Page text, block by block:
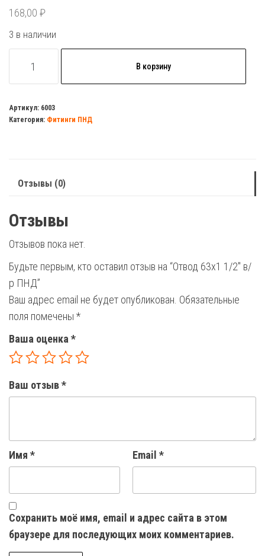
168,00 ₽
3 в наличии
товара
63х1
1/2"
В корзину
Артикул: 6003
Категория: Фитинги ПНД
Отзывы (0)
Отзывы
Отзывов пока нет.
Будьте первым, кто оставил отзыв на “Отвод 63х1 1/2″ в/
р ПНД”
Ваш адрес email не будет опубликован. Обязательные
поля помечены *
Ваша оценка *
Ваш отзыв*
Имя * Email *
Сохранить моё имя, email и адрес сайта в этом
браузере для последующих моих комментариев.